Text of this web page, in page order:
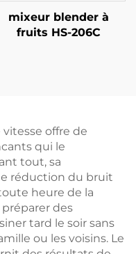
mixeur blender à
fruits HS-206C
offre de
qui le
tout, sa
réduction du bruit
heure de la
des
tard le soir sans
ou les voisins. Le